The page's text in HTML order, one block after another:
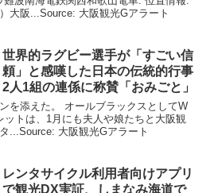
大阪...Source: 大阪観光Gアラート
世界的ラグビー選手が「すごい信
頼」と感嘆した日本の伝統的行事
2人1組の連係に称賛「おみごと」
を添えた。 オールブラックスとしてW
ットは、1月にも夫人や娘たちと大阪観
...Source: 大阪観光Gアラート
レンタサイクル利用者向けアプリ
で観光DX実証、しまなみ海道で